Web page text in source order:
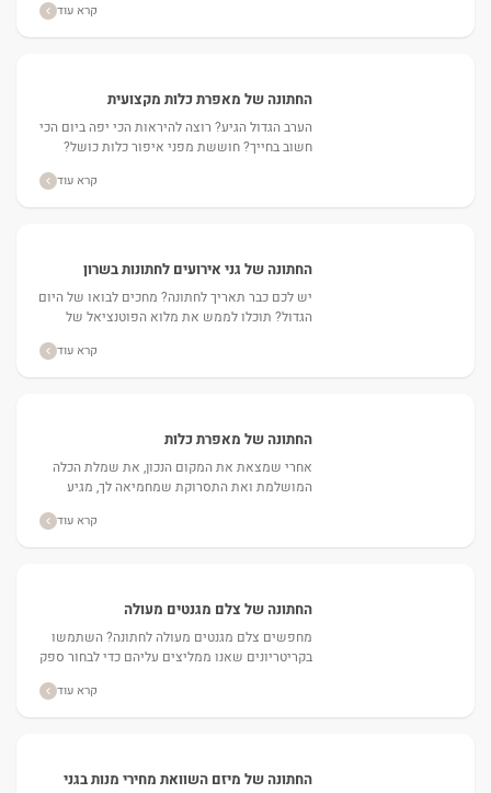
קרא עוד
החתונה של מאפרת כלות מקצועית
הערב הגדול הגיע? רוצה להיראות הכי יפה ביום הכי
חשוב בחייך? חוששת מפני איפור כלות כושל?
קרא עוד
החתונה של גני אירועים לחתונות בשרון
יש לכם כבר תאריך לחתונה? מחכים לבואו של היום
הגדול? תוכלו לממש את מלוא הפוטנציאל של
קרא עוד
החתונה של מאפרת כלות
אחרי שמצאת את המקום הנכון, את שמלת הכלה
המושלמת ואת התסרוקת שמחמיאה לך, מגיע
קרא עוד
החתונה של צלם מגנטים מעולה
מחפשים צלם מגנטים מעולה לחתונה? השתמשו
בקריטריונים שאנו ממליצים עליהם כדי לבחור ספק
קרא עוד
החתונה של מיזם השוואת מחירי מנות בגני